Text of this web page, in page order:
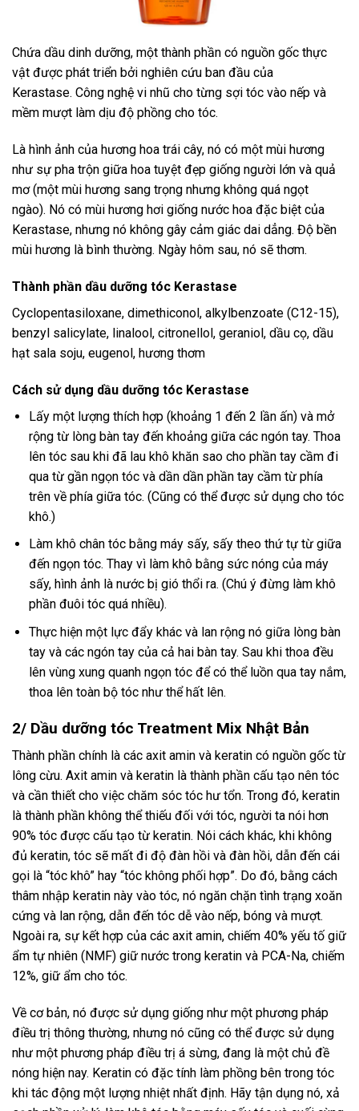
Chứa dầu dinh dưỡng, một thành phần có nguồn gốc thực
vật được phát triển bởi nghiên cứu ban đầu của
Kerastase. Công nghệ vi nhũ cho từng sợi tóc vào nếp và
mềm mượt làm dịu độ phồng cho tóc.
Là hình ảnh của hương hoa trái cây, nó có một mùi hương
như sự pha trộn giữa hoa tuyệt đẹp giống người lớn và quả
mơ (một mùi hương sang trọng nhưng không quá ngọt
ngào). Nó có mùi hương hơi giống nước hoa đặc biệt của
Kerastase, nhưng nó không gây cảm giác dai dẳng. Độ bền
mùi hương là bình thường. Ngày hôm sau, nó sẽ thơm.
Thành phần dầu dưỡng tóc Kerastase
Cyclopentasiloxane, dimethiconol, alkylbenzoate (C12-15),
benzyl salicylate, linalool, citronellol, geraniol, dầu cọ, dầu
hạt sala soju, eugenol, hương thơm
Cách sử dụng dầu dưỡng tóc Kerastase
Lấy một lượng thích hợp (khoảng 1 đến 2 lần ấn) và mở
rộng từ lòng bàn tay đến khoảng giữa các ngón tay. Thoa
lên tóc sau khi đã lau khô khăn sao cho phần tay cầm đi
qua từ gần ngọn tóc và dần dần phần tay cầm từ phía
trên về phía giữa tóc. (Cũng có thể được sử dụng cho tóc
khô.)
Làm khô chân tóc bằng máy sấy, sấy theo thứ tự từ giữa
đến ngọn tóc. Thay vì làm khô bằng sức nóng của máy
sấy, hình ảnh là nước bị gió thổi ra. (Chú ý đừng làm khô
phần đuôi tóc quá nhiều).
Thực hiện một lực đẩy khác và lan rộng nó giữa lòng bàn
tay và các ngón tay của cả hai bàn tay. Sau khi thoa đều
lên vùng xung quanh ngọn tóc để có thể luồn qua tay nắm,
thoa lên toàn bộ tóc như thể hất lên.
2/ Dầu dưỡng tóc Treatment Mix Nhật Bản
Thành phần chính là các axit amin và keratin có nguồn gốc từ
lông cừu. Axit amin và keratin là thành phần cấu tạo nên tóc
và cần thiết cho việc chăm sóc tóc hư tổn. Trong đó, keratin
là thành phần không thể thiếu đối với tóc, người ta nói hơn
90% tóc được cấu tạo từ keratin. Nói cách khác, khi không
đủ keratin, tóc sẽ mất đi độ đàn hồi và đàn hồi, dẫn đến cái
gọi là “tóc khô” hay “tóc không phối hợp”. Do đó, bằng cách
thâm nhập keratin này vào tóc, nó ngăn chặn tình trạng xoăn
cứng và lan rộng, dẫn đến tóc dễ vào nếp, bóng và mượt.
Ngoài ra, sự kết hợp của các axit amin, chiếm 40% yếu tố giữ
ẩm tự nhiên (NMF) giữ nước trong keratin và PCA-Na, chiếm
12%, giữ ẩm cho tóc.
Về cơ bản, nó được sử dụng giống như một phương pháp
điều trị thông thường, nhưng nó cũng có thể được sử dụng
như một phương pháp điều trị á sừng, đang là một chủ đề
nóng hiện nay. Keratin có đặc tính làm phồng bên trong tóc
khi tác động một lượng nhiệt nhất định. Hãy tận dụng nó, xả